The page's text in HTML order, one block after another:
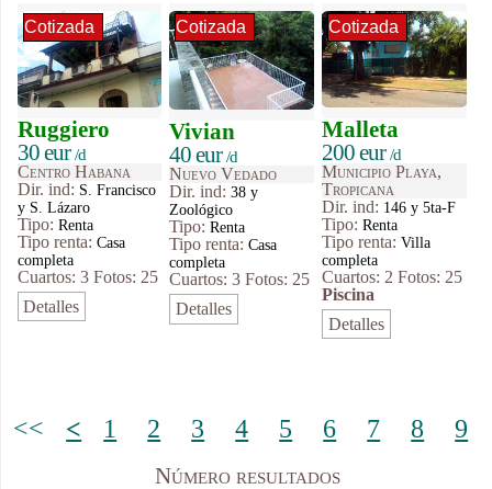
Cotizada
Ruggiero
30 eur/d
Centro Habana
Dir. ind: S. Francisco
y S. Lázaro
Tipo: Renta
Tipo renta: Casa
completa
Cuartos: 3 Fotos: 25
Detalles
Cotizada
Vivian
40 eur/d
Nuevo Vedado
Dir. ind:38 y
Zoológico
Tipo:Renta
Tipo renta:Casa
completa
Cuartos: 3 Fotos: 25
Detalles
Cotizada
Malleta
200 eur/d
Municipio Playa,
Tropicana
Dir. ind: 146 y 5ta-F
Tipo:Renta
Tipo renta:Villa
completa
Cuartos: 2 Fotos: 25
Piscina
Detalles
<< < 1 2 3 4 5 6 7 8 9
Número resultados